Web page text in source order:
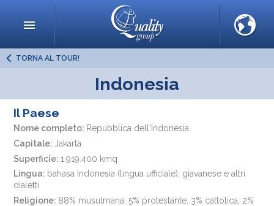
TORNA AL TOUR!
Indonesia
Il Paese
Nome completo: Repubblica dell'Indonesia
Capitale: Jakarta
Superficie:1.919.400 kmq
Lingua: bahasa Indonesia (lingua ufficiale), giavanese e altri
dialetti
Religione: 88% musulmana, 5% protestante, 3% cattolica, 2%